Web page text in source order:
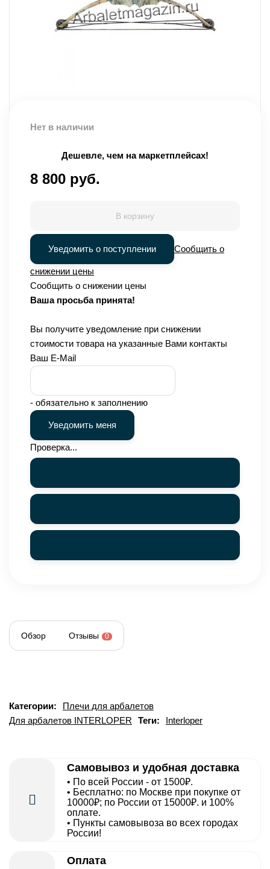
Нет в наличии
Дешевле, чем на маркетплейсах!
8 800 руб.
В корзину
Уведомить о поступлении Сообщить о
снижении цены
Сообщить о снижении цены
Ваша просьба принята!
Вы получите уведомление при снижении
стоимости товара на указанные Вами контакты
Ваш E-Mail
- обязательно к заполнению
Проверка...
Обзор Отзывы 0
Категории:
Плечи для арбалетов
Для арбалетов INTERLOPER
Теги: Interloper
Самовывоз и удобная доставка
• По всей России - от 1500₽.
• Бесплатно: по Москве при покупке от
10000₽; по России от 15000₽. и 100%
оплате.
• Пункты самовывоза во всех городах
России!
Оплата